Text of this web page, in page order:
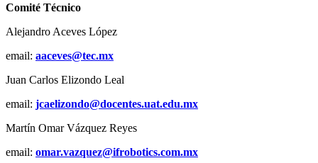
Comité Técnico
Alejandro Aceves López
email: aaceves@tec.mx
Juan Carlos Elizondo Leal
email: jcaelizondo@docentes.uat.edu.mx
Martín Omar Vázquez Reyes
email: omar.vazquez@ifrobotics.com.mx